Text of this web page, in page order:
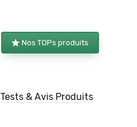
Nos TOPs produits
Tests & Avis Produits